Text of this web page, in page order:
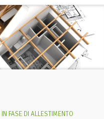
FASE DI ALLESTIMENTO